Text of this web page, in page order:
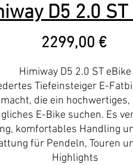
D5 2.0
2299,00 €
Himiway D5 2.0 ST eBike
Tiefeinsteiger E-
die ein
E-Bike suchen. Es
komfortables Handling
für Pendeln, Touren
Highlights